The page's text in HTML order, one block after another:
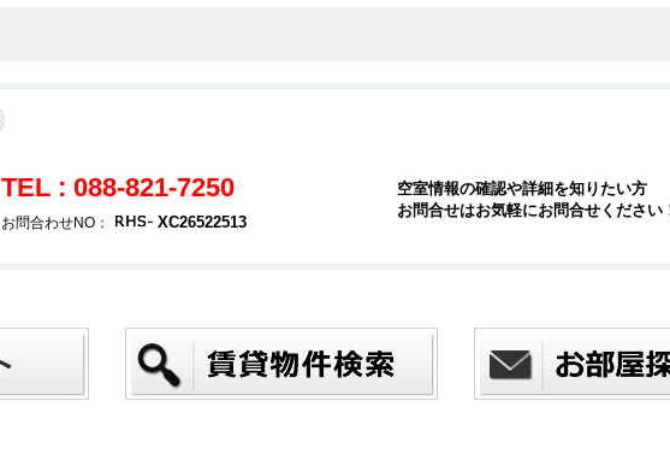
TEL : 088-821-7250
お問合わせNO： XC26522513
空室情報の確認や詳細を知りたい方
お問合せはお気軽にお問合せください